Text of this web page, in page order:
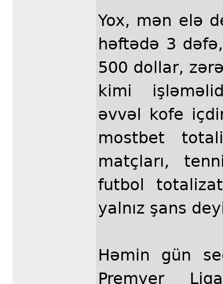
Yox, mən elə
həftədə 3
500 dollar,
kimi
əvvəl kofe
mostbet
matçları,
futbol
yalnız şans
Həmin gün
Premyer